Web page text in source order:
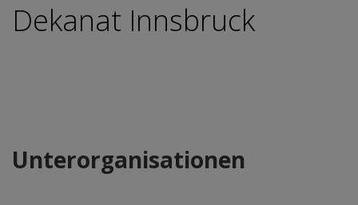
Dekanat Innsbruck
Unterorganisationen